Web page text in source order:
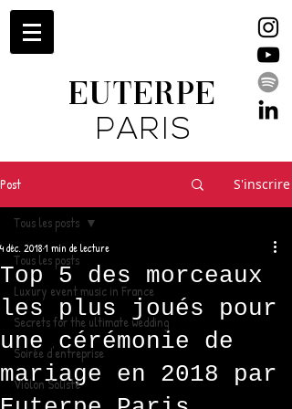
EUTERPE
PARIS
Post S'inscrire
Tous les posts
Luxury event music in France
Secrets for the ultimate wedding
Soirée d'entreprise
Violon Soliste
Tous les posts
Top 5 des morceaux
les plus joués pour
une cérémonie de
mariage en 2018 par
4 déc. 20181 min de lecture